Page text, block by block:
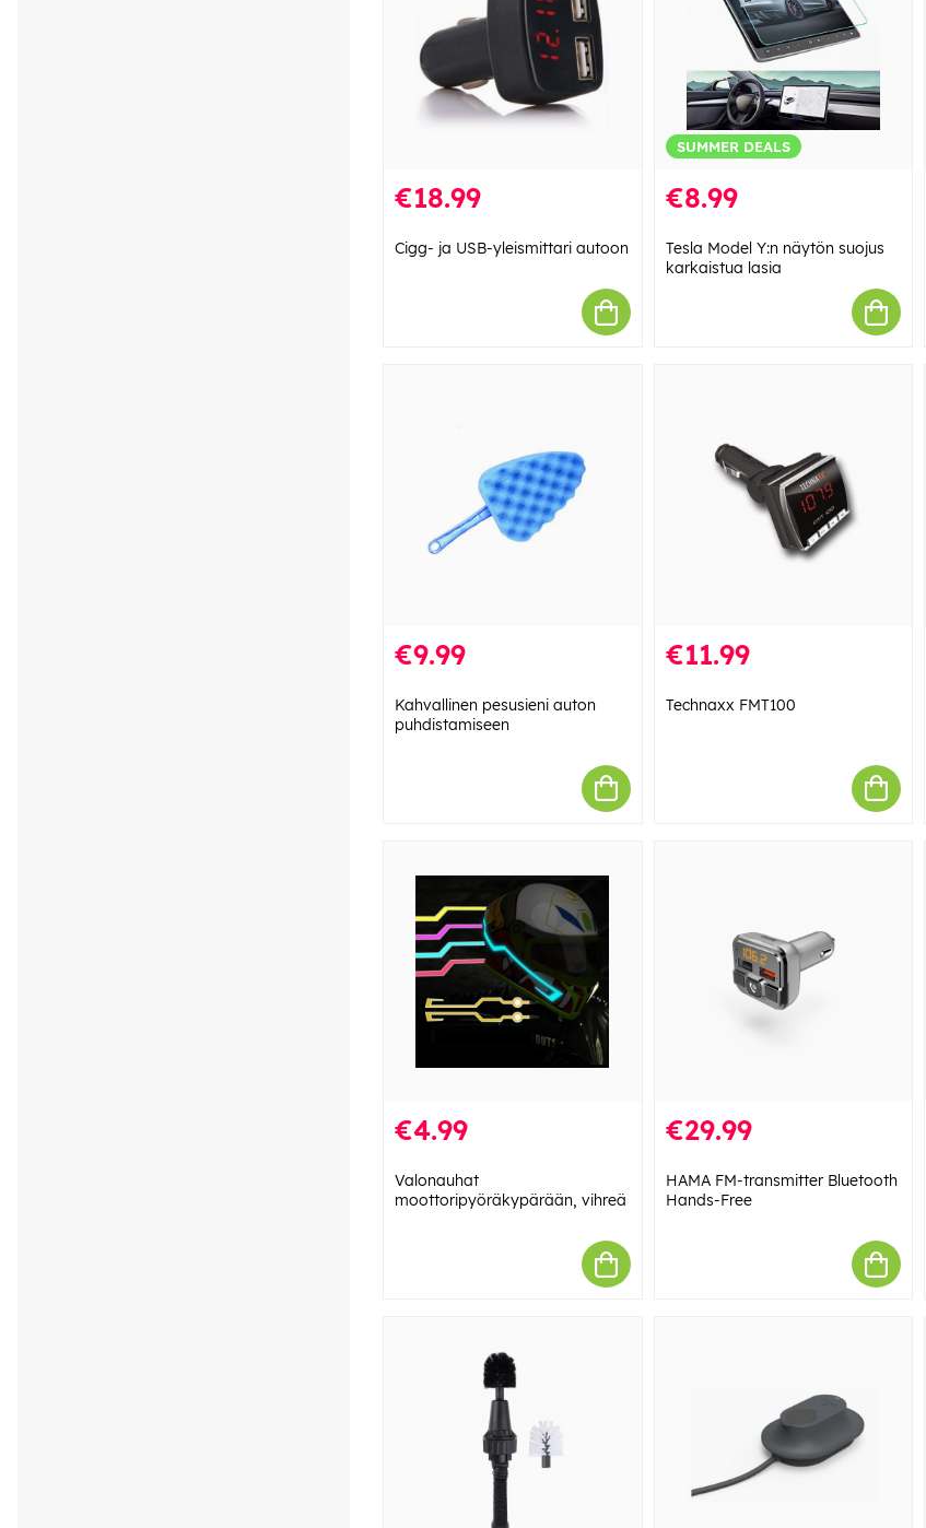
€18.99
Cigg- ja USB-yleismittari autoon
SUMMER DEALS
€8.99
Tesla Model Y:n näytön suojus
karkaistua lasia
€9.99
Kahvallinen pesusieni auton
puhdistamiseen
€11.99
Technaxx FMT100
€4.99
Valonauhat
moottoripyöräkypärään, vihreä
€29.99
HAMA FM-transmitter Bluetooth
Hands-Free